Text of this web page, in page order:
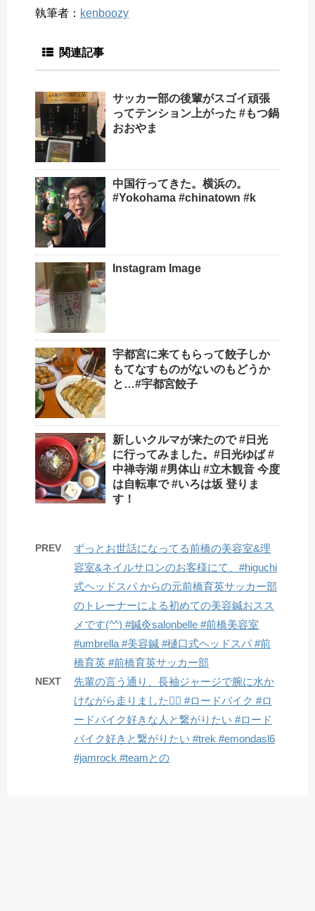
執筆者： kenboozy
関連記事
サッカー部の後輩がスゴイ頑張
ってテンション上がった️ #もつ鍋
おおやま
中国行ってきた。横浜の。
#Yokohama #chinatown #k
Instagram Image
宇都宮に来てもらって餃子しか
もてなすものがないのもどうか
と…#宇都宮餃子
新しいクルマが来たので #日光
に行ってみました。#日光ゆば #
中禅寺湖 #男体山 #立木観音 今度
は自転車で #いろは坂 登りま
す！
PREV
ずっとお世話になってる前橋の美容室&理
容室&ネイルサロンのお客様にて、#higuchi
式ヘッドスパ からの元前橋育英サッカー部
のトレーナーによる初めての美容鍼️おスス
メです(^^) #鍼灸salonbelle #前橋美容室
#umbrella #美容鍼 #樋口式ヘッドスパ #前
橋育英 #前橋育英サッカー部
NEXT
先輩の言う通り、長袖ジャージで腕に水か
けながら走りました🚴‍♂️ #ロードバイク #ロ
ードバイク好きな人と繋がりたい #ロード
バイク好きと繋がりたい #trek #emondasl6
#jamrock #teamとの